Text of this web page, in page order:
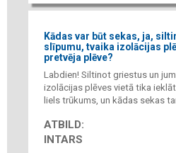
Kādas var būt sekas, ja,
slīpumu, tvaika izolācijas
pretvēja plēve?
Labdien! Siltinot griestus un
izolācijas plēves vietā tika
liels trūkums, un kādas sekas
ATBILD:
INTARS